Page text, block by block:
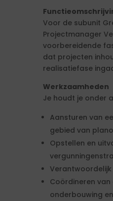
Voor de subunit
Projectmanager
voorbereidende
dat projecten
realisatiefase
Werkzaamheden
Je houdt je onder
Aansturen van
gebied van
Opstellen en
Coördineren van
onderbouwing